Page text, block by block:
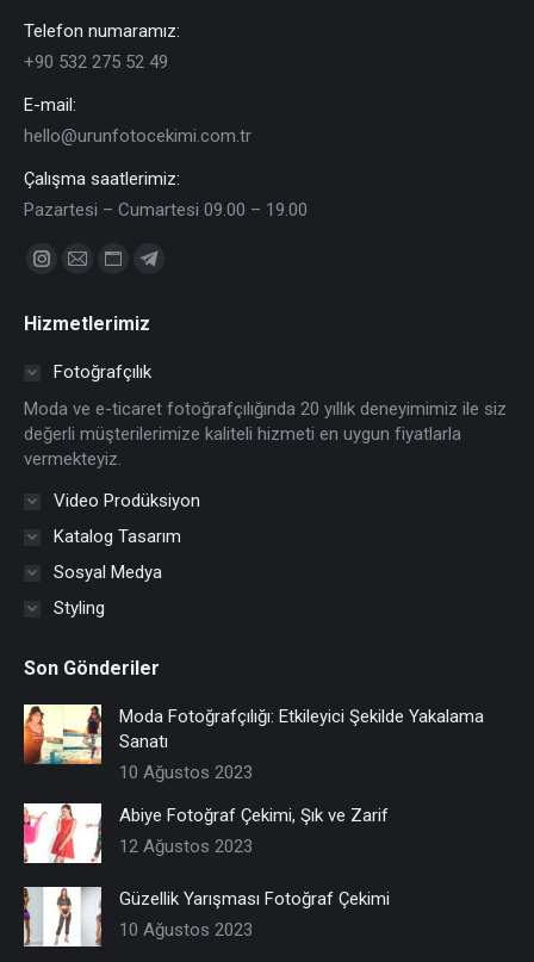
Telefon numaramız:
+90 532 275 52 49
E-mail:
hello@urunfotocekimi.com.tr
Çalışma saatlerimiz:
Pazartesi – Cumartesi 09.00 – 19.00
Find us on:
Instagram
opens
new
window
Mail
opens
in
window
Website
opens
in
new
window
Telegram
opens
in
new
window
Hizmetlerimiz
Fotoğrafçılık
Moda ve e-ticaret fotoğrafçılığında 20 yıllık deneyimimiz ile siz
değerli müşterilerimize kaliteli hizmeti en uygun fiyatlarla
vermekteyiz.
Video Prodüksiyon
Katalog Tasarım
Sosyal Medya
Styling
Son Gönderiler
Moda Fotoğrafçılığı: Etkileyici Şekilde Yakalama
Sanatı
10 Ağustos 2023
Abiye Fotoğraf Çekimi, Şık ve Zarif
12 Ağustos 2023
Güzellik Yarışması Fotoğraf Çekimi
10 Ağustos 2023